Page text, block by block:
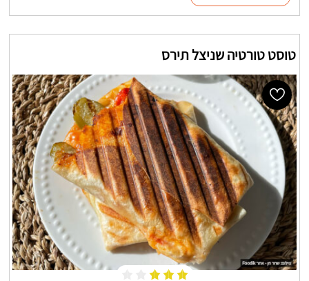
טוסט טורטיה שניצל תירס